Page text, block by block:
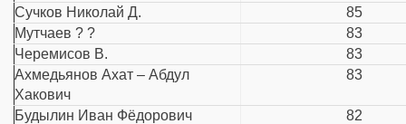
Сучков Николай Д.
85
Мутчаев ? ?
83
Черемисов В.
83
Ахмедьянов Ахат – Абдул
Хакович
83
Будылин Иван Фёдорович
82